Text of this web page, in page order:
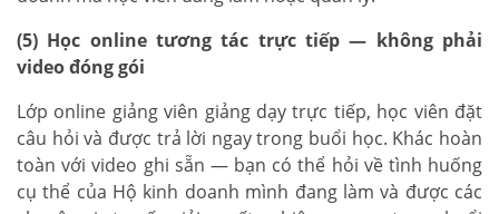
(5) Học online tương tác trực tiếp — không phải
video đóng gói
Lớp online giảng viên giảng dạy trực tiếp, học viên đặt
câu hỏi và được trả lời ngay trong buổi học. Khác hoàn
toàn với video ghi sẵn — bạn có thể hỏi về tình huống
cụ thể của Hộ kinh doanh mình đang làm và được các